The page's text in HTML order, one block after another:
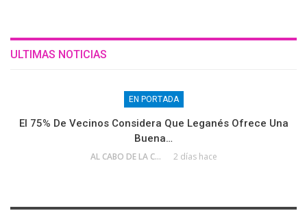
ULTIMAS NOTICIAS
EN PORTADA
El 75% De Vecinos Considera Que Leganés Ofrece Una
Buena…
AL CABO DE LA CALLE 2 días hace